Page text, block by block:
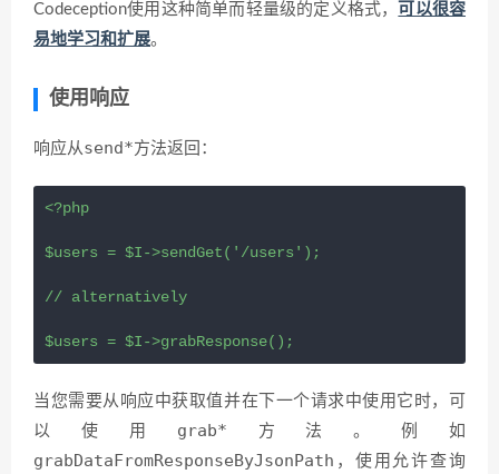
Codeception使用这种简单而轻量级的定义格式，
可以很容
易地学习和扩展。
使用响应
响应从send*方法返回：
<?php
$users = $I->sendGet('/users');
// alternatively
$users = $I->grabResponse();
当您需要从响应中获取值并在下一个请求中使用它时，可
以使用 grab* 方法。例如
grabDataFromResponseByJsonPath ，使用允许查询